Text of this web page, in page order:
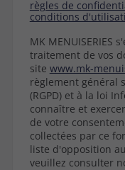
règles de
conditions
MK MENUISERIES
traitement de vos
site www.mk-
règlement général
(RGPD) et à la loi
connaître et
de votre
collectées par ce
liste d'opposition
veuillez consulter